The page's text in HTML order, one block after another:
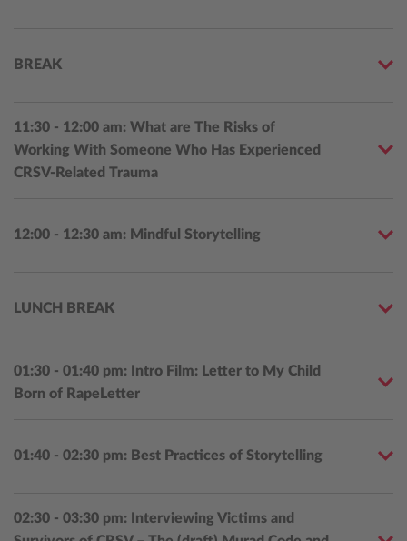
BREAK
11:30 - 12:00 am: What are The Risks of
Working With Someone Who Has Experienced
CRSV-Related Trauma
12:00 - 12:30 am: Mindful Storytelling
LUNCH BREAK
01:30 - 01:40 pm: Intro Film: Letter to My Child
Born of RapeLetter
01:40 - 02:30 pm: Best Practices of Storytelling
02:30 - 03:30 pm: Interviewing Victims and